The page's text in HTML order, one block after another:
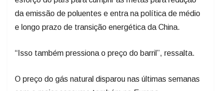
da emissão de poluentes e entra na política de médio
e longo prazo de transição energética da China.
“Isso também pressiona o preço do barril”, ressalta.
O preço do gás natural disparou nas últimas semanas